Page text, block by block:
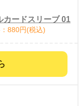
カードスリーブ 01
880円(税込)